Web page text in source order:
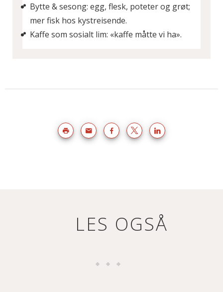
Bytte & sesong: egg, flesk, poteter og grøt;
mer fisk hos kystreisende.
Kaffe som sosialt lim: «kaffe måtte vi ha».
LES OGSÅ